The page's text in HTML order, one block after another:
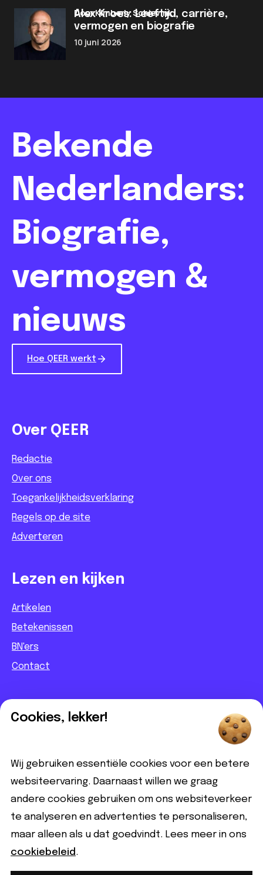
Alex Kroes: Leeftijd, carrière,
vermogen en biografie
door Kimberly Schievink
10 juni 2026
Bekende
Nederlanders:
Biografie,
vermogen &
nieuws
Hoe QEER werkt
Over QEER
Redactie
Over ons
Toegankelijkheidsverklaring
Regels op de site
Adverteren
Lezen en kijken
Artikelen
Betekenissen
BN'ers
Contact
Informatief
Partnerbijdrage
Disclaimer
Volg ons
Cookies, lekker!
Wij gebruiken essentiële cookies voor een betere
websiteervaring. Daarnaast willen we graag
andere cookies gebruiken om ons websiteverkeer
te analyseren en advertenties te personaliseren,
maar alleen als u dat goedvindt. Lees meer in ons
cookiebeleid .